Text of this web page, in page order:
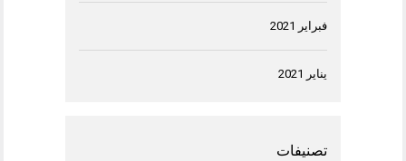
فبراير 2021
يناير 2021
تصنيفات